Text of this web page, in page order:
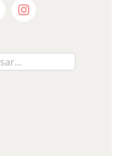
Instagram